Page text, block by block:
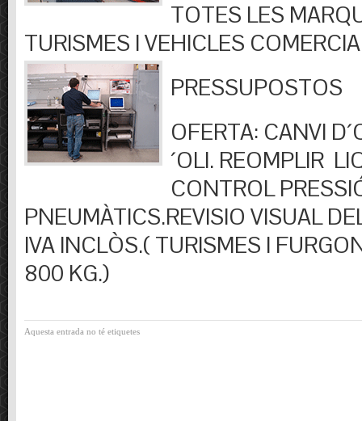
TOTES LES
TURISMES I VEHICLES
PRESSUPOSTOS
OFERTA: CANVI
´OLI. REOMPLIR
CONTROL
PNEUMÀTICS.REVISIO VISUAL
IVA INCLÒS.( TURISMES I
800 KG.)
Aquesta entrada no té etiquetes